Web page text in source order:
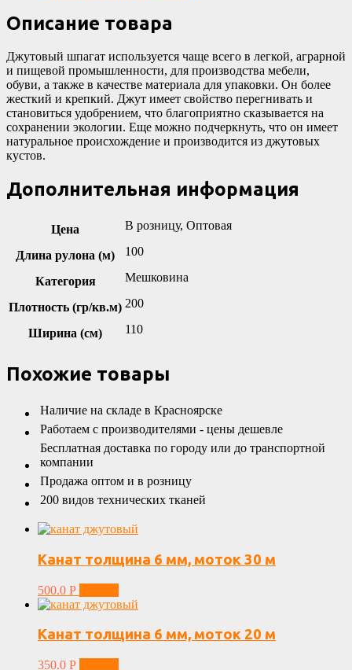
Описание товара
Джутовый шпагат используется чаще всего в легкой, аграрной
и пищевой промышленности, для производства мебели,
обуви, а также в качестве материала для упаковки. Он более
жесткий и крепкий. Джут имеет свойство перегнивать и
становиться удобрением, что благоприятно сказывается на
сохранении экологии. Еще можно подчеркнуть, что он имеет
натуральное происхождение и производится из джутовых
кустов.
Дополнительная информация
Цена В розницу, Оптовая
Длина рулона (м) 100
Категория Мешковина
Плотность (гр/кв.м) 200
Ширина (см) 110
Похожие товары
Наличие на складе в Красноярске
Работаем с производителями - цены дешевле
Бесплатная доставка по городу или до транспортной
компании
Продажа оптом и в розницу
200 видов технических тканей
Канат толщина 6 мм, моток 30 м
500.0 Р
Канат толщина 6 мм, моток 20 м
350.0 Р